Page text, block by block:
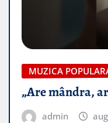
MUZICA
„Are mândra,
admin